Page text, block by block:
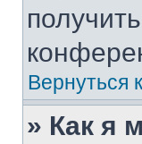
Вернуться
» Как я